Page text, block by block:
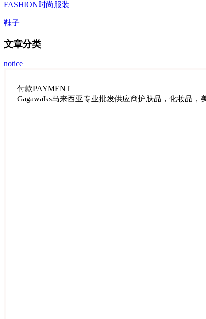
FASHION时尚服装
鞋子
文章分类
notice
付款PAYMENT
Gagawalks马来西亚专业批发供应商护肤品，化妆品